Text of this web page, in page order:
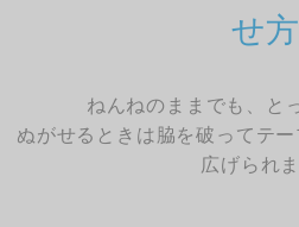
せ方
ねんねのままでも、と
ぬがせるときは脇を破ってテ
広げられ